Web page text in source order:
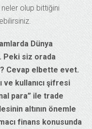
olup bittiğini
Dünya
Peki siz orada
Cevap elbette evet.
kullanıcı şifresi
para” ile trade
altının önemle
finans konusunda